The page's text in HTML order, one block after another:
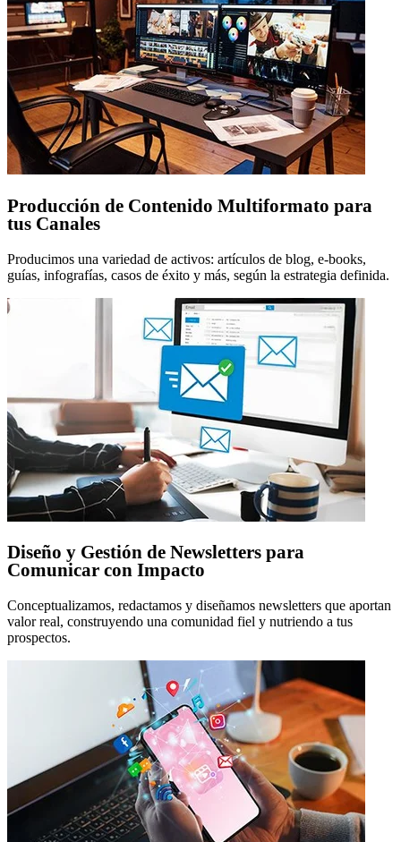
Producción de Contenido Multiformato para
tus Canales
Producimos una variedad de activos: artículos de blog, e-books,
guías, infografías, casos de éxito y más, según la estrategia definida.
Diseño y Gestión de Newsletters para
Comunicar con Impacto
Conceptualizamos, redactamos y diseñamos newsletters que aportan
valor real, construyendo una comunidad fiel y nutriendo a tus
prospectos.